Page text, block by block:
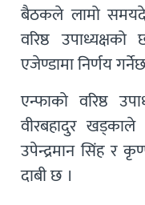
बैठकले लामो
वरिष्ठ
एजेण्डामा निर्णय
एन्फाको वरिष्ठ
वीरबहादुर
उपेन्द्रमान सिंह र
दाबी छ ।